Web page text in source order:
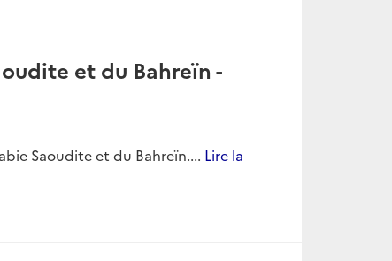
et du Bahreïn -
Saoudite et du Bahreïn.... Lire la